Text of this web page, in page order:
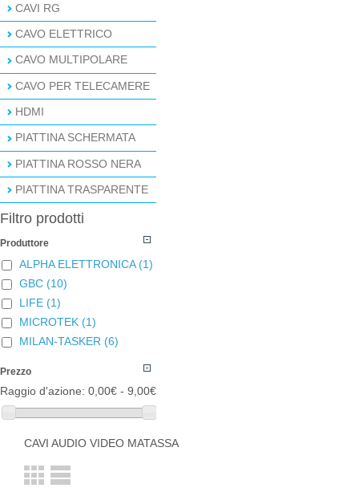
CAVI RG
CAVO ELETTRICO
CAVO MULTIPOLARE
CAVO PER TELECAMERE
HDMI
PIATTINA SCHERMATA
PIATTINA ROSSO NERA
PIATTINA TRASPARENTE
Filtro prodotti
Produttore
ALPHA ELETTRONICA(1)
GBC (10)
LIFE (1)
MICROTEK (1)
MILAN-TASKER (6)
Prezzo
Raggio d'azione: 0,00€ - 9,00€
CAVI AUDIO VIDEO MATASSA